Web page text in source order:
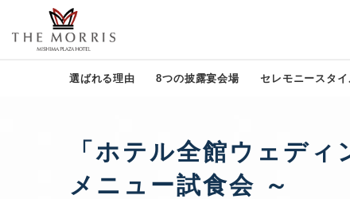
選ばれる理由 8つの披露宴会場 セレモニースタイ
「ホテル全館ウェデ
メニュー試食会 ～